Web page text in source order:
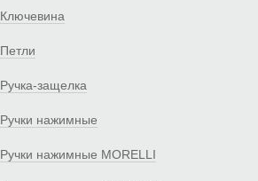
Ключевина
Петли
Ручка-защелка
Ручки нажимные
Ручки нажимные MORELLI